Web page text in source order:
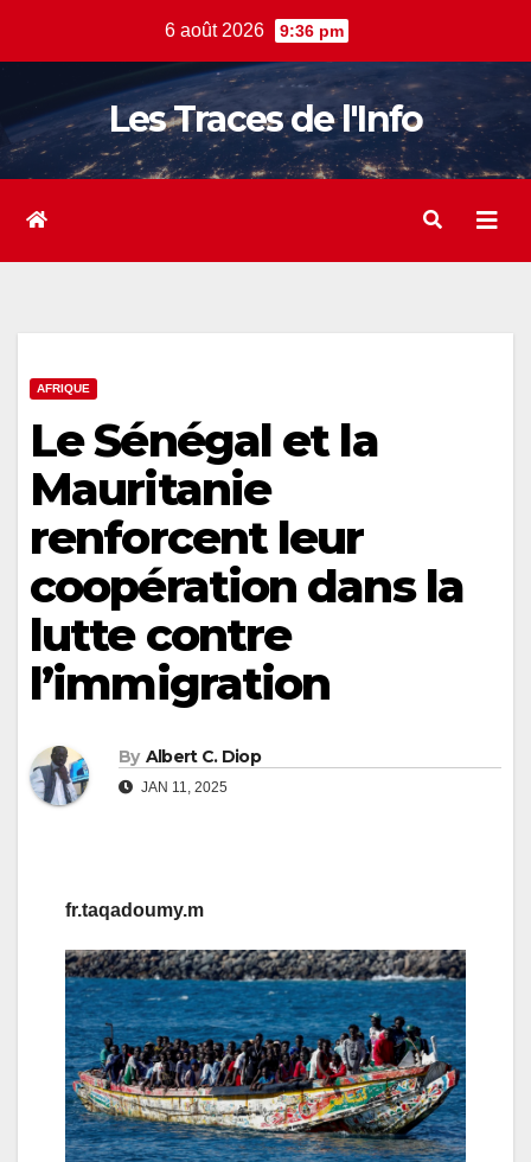
6 août 2026 9:36 pm
Les Traces de l'Info
AFRIQUE
Le Sénégal et la
Mauritanie
renforcent leur
coopération dans la
lutte contre
l’immigration
By Albert C. Diop
JAN 11, 2025
fr.taqadoumy.m